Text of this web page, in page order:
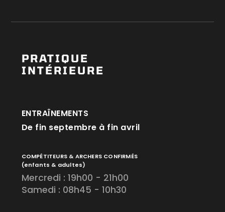
PRATIQUE
INTÉRIEURE
ENTRAÎNEMENTS
De fin septembre à fin avril
COMPÉTITEURS & ARCHERS CONFIRMÉS
(enfants & adultes)
Mercredi : 19h00 - 21h00
Samedi : 08h45 - 10h30